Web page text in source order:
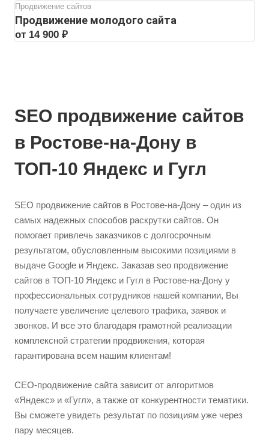
Продвижение сайтов
Продвижение молодого сайта
от 14 900 ₽
SEO продвижение сайтов
в Ростове-на-Дону в
ТОП-10 Яндекс и Гугл
SEO продвижение сайтов в Ростове-на-Дону – один из
самых надежных способов раскрутки сайтов. Он
помогает привлечь заказчиков с долгосрочным
результатом, обусловленным высокими позициями в
выдаче Google и Яндекс. Заказав seo продвижение
сайтов в ТОП-10 Яндекс и Гугл в Ростове-на-Дону у
профессиональных сотрудников нашей компании, Вы
получаете увеличение целевого трафика, заявок и
звонков. И все это благодаря грамотной реализации
комплексной стратегии продвижения, которая
гарантирована всем нашим клиентам!
СЕО-продвижение сайта зависит от алгоритмов
«Яндекс» и «Гугл», а также от конкурентности тематики.
Вы сможете увидеть результат по позициям уже через
пару месяцев.